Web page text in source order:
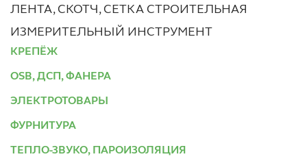
ЛЕНТА, СКОТЧ, СЕТКА СТРОИТЕЛЬНАЯ
ИЗМЕРИТЕЛЬНЫЙ ИНСТРУМЕНТ
КРЕПЁЖ
OSB, ДСП, ФАНЕРА
ЭЛЕКТРОТОВАРЫ
ФУРНИТУРА
ТЕПЛО-ЗВУКО, ПАРОИЗОЛЯЦИЯ